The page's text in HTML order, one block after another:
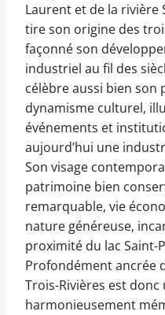
Laurent et de la rivière
tire son origine des
façonné son
industriel au fil des
célèbre aussi bien son
dynamisme culturel,
événements et
aujourd’hui une
Son visage
patrimoine bien
remarquable, vie
nature généreuse,
proximité du lac Saint-
Profondément ancrée
Trois-Rivières est
harmonieusement